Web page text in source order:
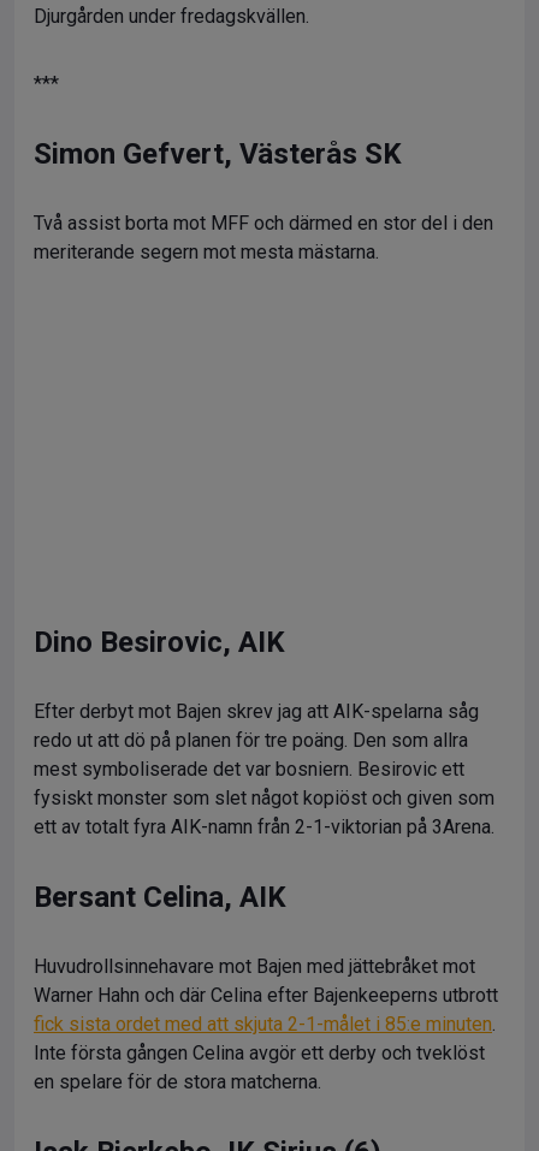
Djurgården under fredagskvällen.
***
Simon Gefvert, Västerås SK
Två assist borta mot MFF och därmed en stor del i den
meriterande segern mot mesta mästarna.
Dino Besirovic, AIK
Efter derbyt mot Bajen skrev jag att AIK-spelarna såg
redo ut att dö på planen för tre poäng. Den som allra
mest symboliserade det var bosniern. Besirovic ett
fysiskt monster som slet något kopiöst och given som
ett av totalt fyra AIK-namn från 2-1-viktorian på 3Arena.
Bersant Celina, AIK
Huvudrollsinnehavare mot Bajen med jättebråket mot
Warner Hahn och där Celina efter Bajenkeeperns utbrott
fick sista ordet med att skjuta 2-1-målet i 85:e minuten.
Inte första gången Celina avgör ett derby och tveklöst
en spelare för de stora matcherna.